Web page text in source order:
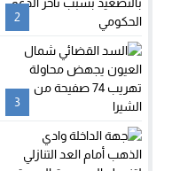
2
3